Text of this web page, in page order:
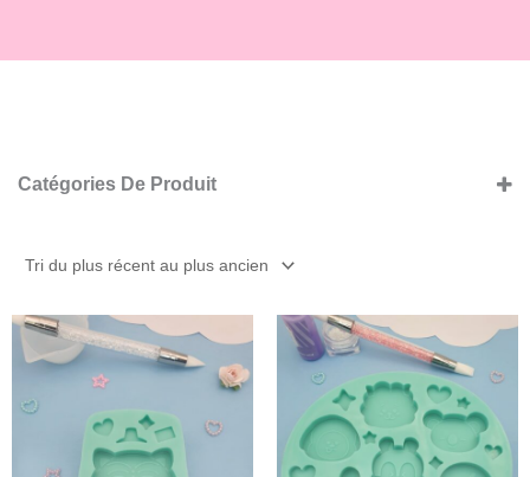
Catégories De Produit
Japon
Kpop
Personnages
Plateaux
Taille grip
Plage
de
prix :
15,00 €
de
prix :
20,80 €
à
31,00 €